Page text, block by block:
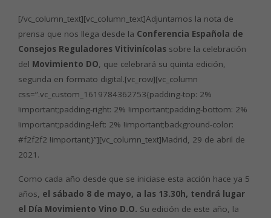
[/vc_column_text][vc_column_text]Adjuntamos la nota de
prensa que nos llega desde la Conferencia Española de
Consejos Reguladores Vitivinícolas sobre la celebración
del Movimiento DO, que celebrará su quinta edición,
segunda en formato digital.[vc_row][vc_column
css=”.vc_custom_1619784362753{padding-top: 2%
!important;padding-right: 2% !important;padding-bottom: 2%
!important;padding-left: 2% !important;background-color:
#f2f2f2 !important;}”][vc_column_text]Madrid, 29 de abril de
2021.
Como cada año desde que se iniciase esta acción hace ya 5
años, el sábado 8 de mayo, a las 13.30h, tendrá lugar
el Día Movimiento Vino D.O. Su edición de este año, la